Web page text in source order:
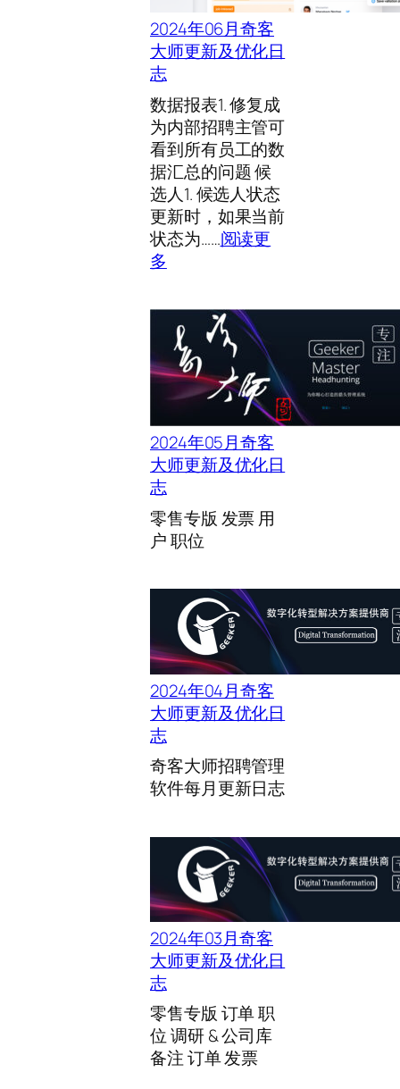
2024年06月奇客
大师更新及优化日
志
数据报表1. 修复成
为内部招聘主管可
看到所有员工的数
据汇总的问题 候
选人1. 候选人状态
更新时，如果当前
状态为……阅读更
多
0
4
年
月
奇
客
大
师
更
及
优
化
日
志
2024年05月奇客
大师更新及优化日
志
零售专版 发票 用
户 职位
2024年04月奇客
大师更新及优化日
志
奇客大师招聘管理
软件每月更新日志
2024年03月奇客
大师更新及优化日
志
零售专版 订单 职
位 调研 & 公司库
备注 订单 发票